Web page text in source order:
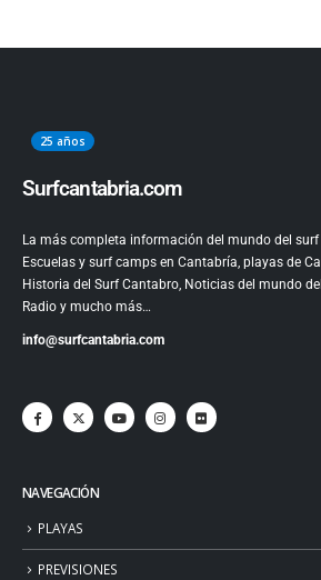
25 años
Surfcantabria.com
La más completa información del mundo del
Escuelas y surf camps en Cantabría, playas de
Historia del Surf Cantabro, Noticias del mundo
Radio y mucho más…
info@surfcantabria.com
NAVEGACIÓN
PLAYAS
PREVISIONES